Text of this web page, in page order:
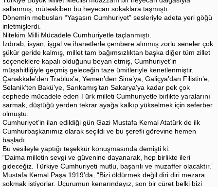
sallanmış, müteakiben bu heyecan sokaklara taşmıştı.
Dönemin mebusları “Yaşasın Cumhuriyet” sesleriyle adeta yeri göğü
inletmişlerdi.
Nitekim Milli Mücadele Cumhuriyetle taçlanmıştı.
Izdırab, isyan, işgal ve ihanetlerle çembere alınmış zorlu seneler çok
şükür geride kalmış, millet tam bağımsızlıktan başka diğer tüm zillet
seçeneklere kapalı olduğunu beyan etmiş, Cumhuriyet’in
müşahitliğiyle geçmiş geleceğin taze ümitleriyle kenetlenmiştir.
Çanakkale’den Trablus’a, Yemen’den Sina’ya, Galiçya’dan Filistin’e,
Selanik’ten Bakü’ye, Sarıkamış’tan Sakarya’ya kadar pek çok
cephede mücadele eden Türk milleti Cumhuriyetle birlikte yaralarını
sarmak, düştüğü yerden tekrar ayağa kalkıp yükselmek için seferber
olmuştu.
Cumhuriyet’in ilan edildiği gün Gazi Mustafa Kemal Atatürk de ilk
Cumhurbaşkanımız olarak seçildi ve bu şerefli görevine hemen
başladı.
Bu vesileyle yaptığı teşekkür konuşmasında demişti ki:
“Daima milletin sevgi ve güvenine dayanarak, hep birlikte ileri
gideceğiz. Türkiye Cumhuriyeti mutlu, başarılı ve muzaffer olacaktır.”
Mustafa Kemal Paşa 1919’da, “Bizi öldürmek değil diri diri mezara
sokmak istiyorlar. Uçurumun kenarındayız, son bir cüret belki bizi